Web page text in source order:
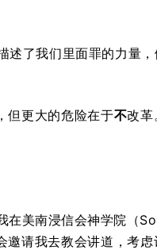
了我们里面罪的力量
但更大的危险在于不改革
美南浸信会神学院（
请我去教会讲道，考